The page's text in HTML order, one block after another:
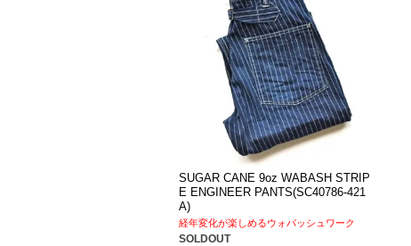
SUGAR CANE 9oz WABASH STRIP
E ENGINEER PANTS(SC40786-421
A)
経年変化が楽しめるウォバッシュワーク
SOLDOUT